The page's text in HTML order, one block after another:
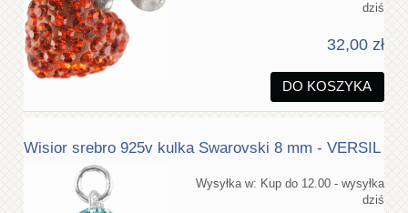
dziś
32,00 zł
DO KOSZYKA
Wisior srebro 925v kulka Swarovski 8 mm - VERSIL
Wysyłka w: Kup do 12.00 - wysyłka
dziś